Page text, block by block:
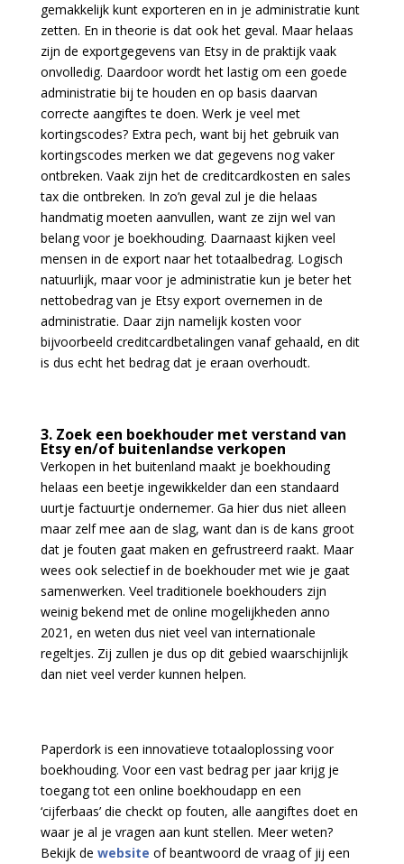
gemakkelijk kunt exporteren en in je administratie kunt
zetten. En in theorie is dat ook het geval. Maar helaas
zijn de exportgegevens van Etsy in de praktijk vaak
onvolledig. Daardoor wordt het lastig om een goede
administratie bij te houden en op basis daarvan
correcte aangiftes te doen. Werk je veel met
kortingscodes? Extra pech, want bij het gebruik van
kortingscodes merken we dat gegevens nog vaker
ontbreken. Vaak zijn het de creditcardkosten en sales
tax die ontbreken. In zo’n geval zul je die helaas
handmatig moeten aanvullen, want ze zijn wel van
belang voor je boekhouding. Daarnaast kijken veel
mensen in de export naar het totaalbedrag. Logisch
natuurlijk, maar voor je administratie kun je beter het
nettobedrag van je Etsy export overnemen in de
administratie. Daar zijn namelijk kosten voor
bijvoorbeeld creditcardbetalingen vanaf gehaald, en dit
is dus echt het bedrag dat je eraan overhoudt.
3. Zoek een boekhouder met verstand van
Etsy en/of buitenlandse verkopen
Verkopen in het buitenland maakt je boekhouding
helaas een beetje ingewikkelder dan een standaard
uurtje factuurtje ondernemer. Ga hier dus niet alleen
maar zelf mee aan de slag, want dan is de kans groot
dat je fouten gaat maken en gefrustreerd raakt. Maar
wees ook selectief in de boekhouder met wie je gaat
samenwerken. Veel traditionele boekhouders zijn
weinig bekend met de online mogelijkheden anno
2021, en weten dus niet veel van internationale
regeltjes. Zij zullen je dus op dit gebied waarschijnlijk
dan niet veel verder kunnen helpen.
Paperdork is een innovatieve totaaloplossing voor
boekhouding. Voor een vast bedrag per jaar krijg je
toegang tot een online boekhoudapp en een
‘cijferbaas’ die checkt op fouten, alle aangiftes doet en
waar je al je vragen aan kunt stellen. Meer weten?
Bekijk de website of beantwoord de vraag of jij een